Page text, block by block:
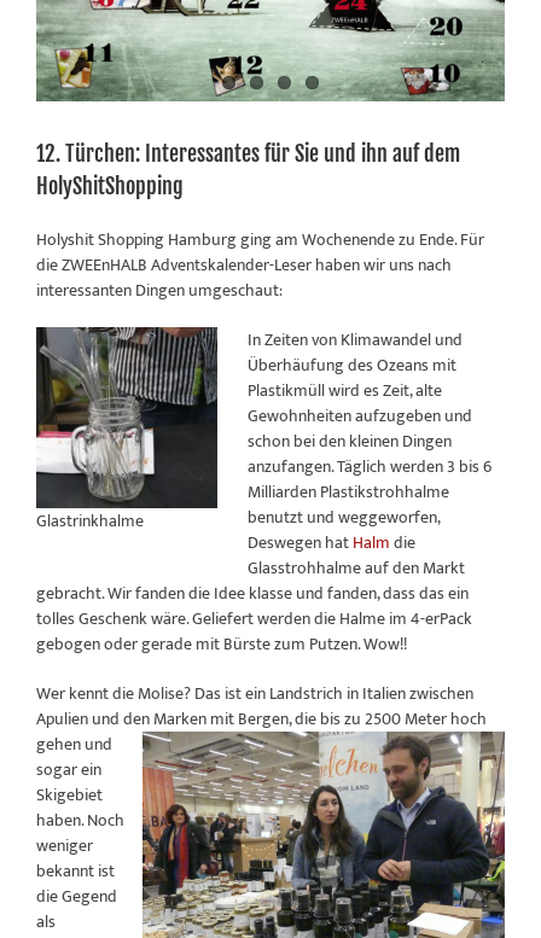
12. Türchen: Interessantes für Sie und ihn auf dem
HolyShitShopping
Holyshit Shopping Hamburg ging am Wochenende zu Ende. Für
die ZWEEnHALB Adventskalender-Leser haben wir uns nach
interessanten Dingen umgeschaut:
Glastrinkhalme
In Zeiten von Klimawandel und
Überhäufung des Ozeans mit
Plastikmüll wird es Zeit, alte
Gewohnheiten aufzugeben und
schon bei den kleinen Dingen
anzufangen. Täglich werden 3 bis 6
Milliarden Plastikstrohhalme
benutzt und weggeworfen,
Deswegen hatHalmdie
Glasstrohhalme auf den Markt
gebracht. Wir fanden die Idee klasse und fanden, dass das ein
tolles Geschenk wäre. Geliefert werden die Halme im 4-erPack
gebogen oder gerade mit Bürste zum Putzen. Wow!!
Wer kennt die Molise? Das ist ein Landstrich in Italien zwischen
Apulien und den Marken mitBergen, die bis zu 2500 Meter hoch
gehen und
sogar ein
Skigebiet
haben. Noch
weniger
bekannt ist
die Gegend
als